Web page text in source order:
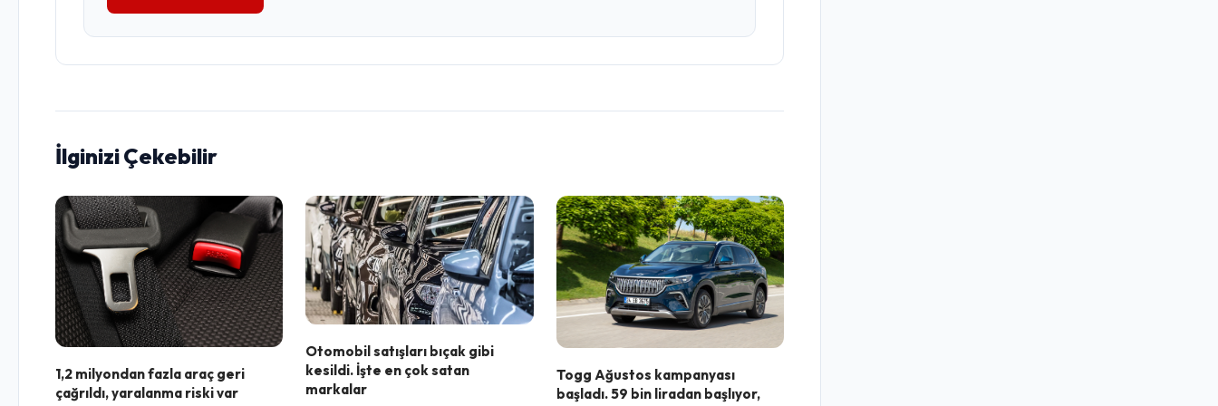
İlginizi Çekebilir
1,2 milyondan fazla araç geri
çağrıldı, yaralanma riski var
Otomobil satışları bıçak gibi
kesildi. İşte en çok satan
markalar
Togg Ağustos kampanyası
başladı. 59 bin liradan başlıyor,